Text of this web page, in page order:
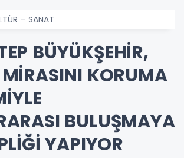
- SANAT
BÜYÜKŞEHİR,
KORUMA
BULUŞMAYA
YAPIYOR